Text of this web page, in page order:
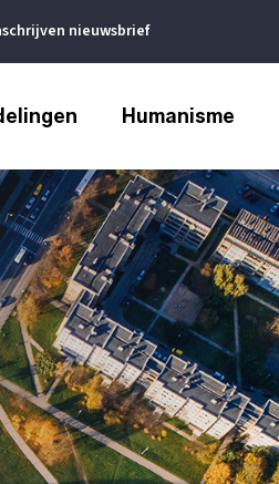
nieuwsbrief
Humanisme